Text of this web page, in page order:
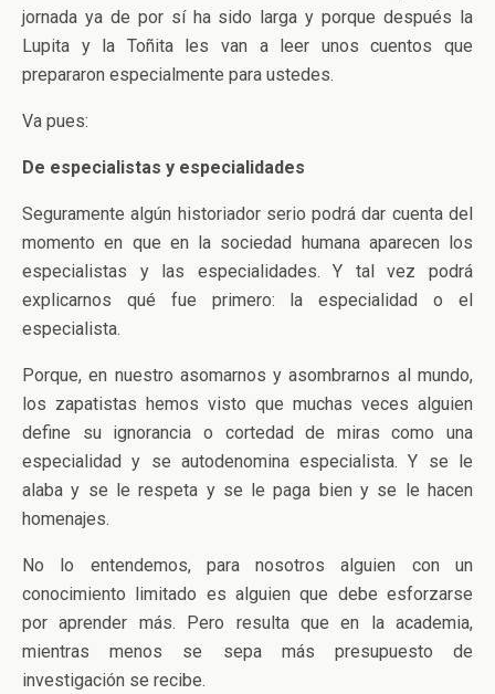
jornada ya de por sí ha sido larga y porque después la
Lupita y la Toñita les van a leer unos cuentos que
prepararon especialmente para ustedes.
Va pues:
De especialistas y especialidades
Seguramente algún historiador serio podrá dar cuenta del
momento en que en la sociedad humana aparecen los
especialistas y las especialidades. Y tal vez podrá
explicarnos qué fue primero: la especialidad o el
especialista.
Porque, en nuestro asomarnos y asombrarnos al mundo,
los zapatistas hemos visto que muchas veces alguien
define su ignorancia o cortedad de miras como una
especialidad y se autodenomina especialista. Y se le
alaba y se le respeta y se le paga bien y se le hacen
homenajes.
No lo entendemos, para nosotros alguien con un
conocimiento limitado es alguien que debe esforzarse
por aprender más. Pero resulta que en la academia,
mientras menos se sepa más presupuesto de
investigación se recibe.